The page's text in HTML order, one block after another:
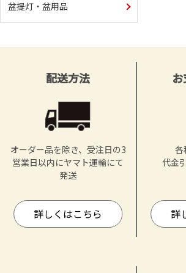
盆提灯・盆用品
配送方法
オーダー品を除き、受注日の3
営業日以内にヤマト運輸にて
発送
詳しくはこちら
各
代金
詳